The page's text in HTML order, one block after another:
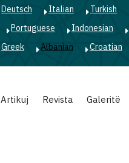
Deutsch Italian Turkish
Portuguese Indonesian
Greek Albanian Croatian
Artikuj Revista Galeritë